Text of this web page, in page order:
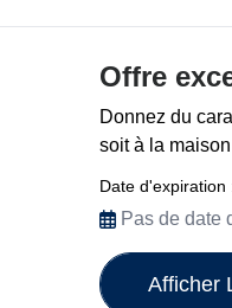
Offre
Donnez du
soit à la
Date d'expiration
Pas de date
Afficher